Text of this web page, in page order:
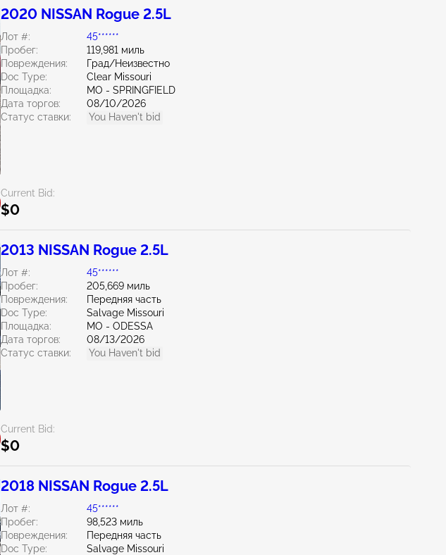
2020 NISSAN Rogue 2.5L
Лот #:
45******
Пробег:
119,981 миль
Повреждения:
Град/Неизвестно
Doc Type:
Clear Missouri
Площадка:
MO - SPRINGFIELD
Дата торгов:
08/10/2026
Статус ставки:
You Haven't bid
Current Bid:
$0
2013 NISSAN Rogue 2.5L
Лот #:
45******
Пробег:
205,669 миль
Повреждения:
Передняя часть
Doc Type:
Salvage Missouri
Площадка:
MO - ODESSA
Дата торгов:
08/13/2026
Статус ставки:
You Haven't bid
Current Bid:
$0
2018 NISSAN Rogue 2.5L
Лот #:
45******
Пробег:
98,523 миль
Повреждения:
Передняя часть
Doc Type:
Salvage Missouri